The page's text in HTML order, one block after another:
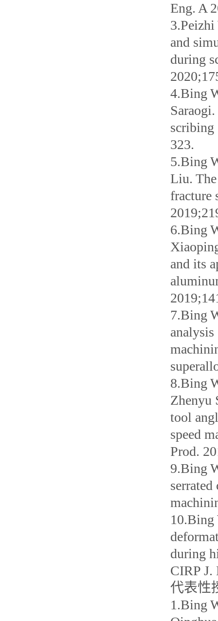
Eng. A
and
during
4.Bing
scribing
323.
5.Bing
Liu.
fracture
6.Bing
and its
7.Bing
8.Bing
Zhenyu
tool
speed
Prod.
9.Bing
10.Bing
during
CIRP J.
代表性
1.Bing